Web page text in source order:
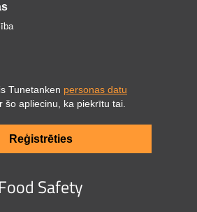
Tunetanken personas datu
šo apliecinu, ka piekrītu tai.
Reģistrēties
Food Safety